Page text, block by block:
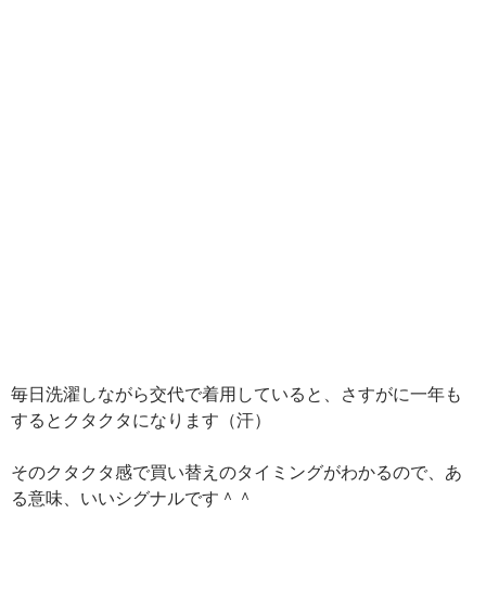
毎日洗濯しながら交代で着用していると、さすがに一年も
するとクタクタになります（汗）
そのクタクタ感で買い替えのタイミングがわかるので、あ
る意味、いいシグナルです＾＾